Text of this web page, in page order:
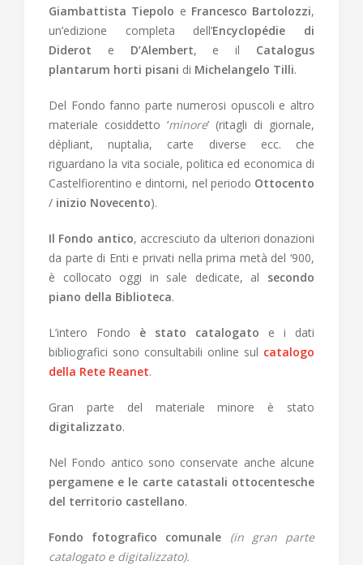
Giambattista Tiepolo e Francesco Bartolozzi,
un’edizione completa dell’Encyclopédie di
Diderot e D’Alembert, e il Catalogus
plantarum horti pisani di Michelangelo Tilli.
Del Fondo fanno parte numerosi opuscoli e altro
materiale cosiddetto ‘minore’ (ritagli di giornale,
dépliant, nuptalia, carte diverse ecc. che
riguardano la vita sociale, politica ed economica di
Castelfiorentino e dintorni, nel periodo Ottocento
/ inizio Novecento).
Il Fondo antico, accresciuto da ulteriori donazioni
da parte di Enti e privati nella prima metà del ‘900,
è collocato oggi in sale dedicate, al secondo
piano della Biblioteca.
L’intero Fondo è stato catalogato e i dati
bibliografici sono consultabili online sul catalogo
della Rete Reanet.
Gran parte del materiale minore è stato
digitalizzato.
Nel Fondo antico sono conservate anche alcune
pergamene e le carte catastali ottocentesche
del territorio castellano.
Fondo fotografico comunale
(in gran parte
catalogato e digitalizzato).